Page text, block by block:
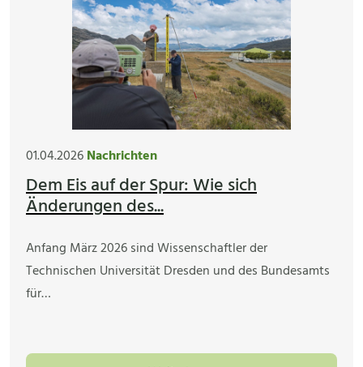
01.04.2026Nachrichten
Dem Eis auf der Spur: Wie sich
Änderungen des...
Anfang März 2026 sind Wissenschaftler der
Technischen Universität Dresden und des Bundesamts
für…